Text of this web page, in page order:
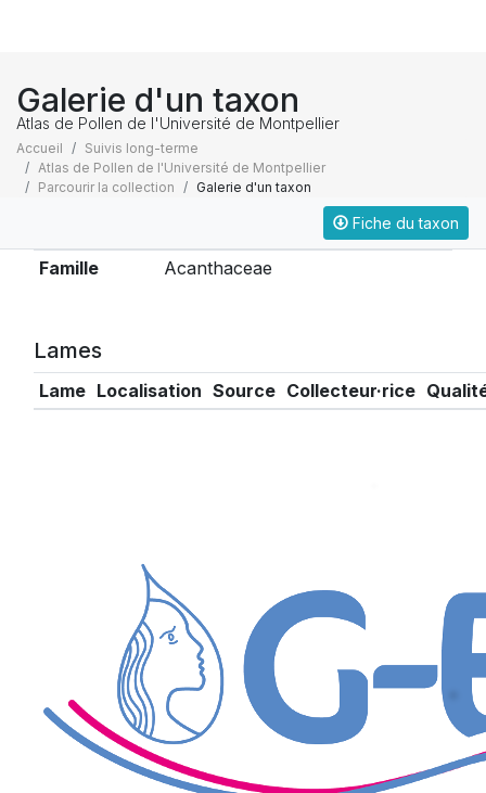
Galerie d'un taxon
Atlas de Pollen de l'Université de Montpellier
Accueil
Suivis long-terme
Atlas de Pollen de l'Université de Montpellier
Parcourir la collection
Galerie d'un taxon
Fiche du taxon
Famille Acanthaceae
Lames
Lame Localisation Source Collecteur·rice